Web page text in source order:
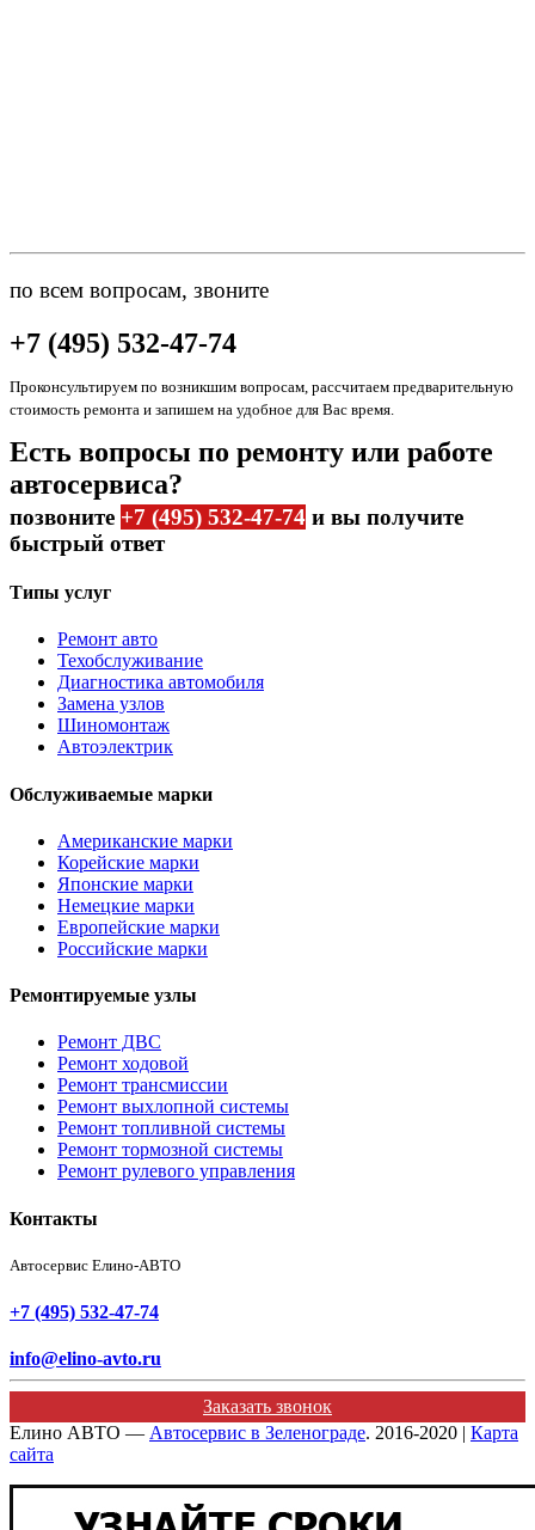
по всем вопросам, звоните
+7 (495) 532-47-74
Проконсультируем по возникшим вопросам, рассчитаем предварительную
стоимость ремонта и запишем на удобное для Вас время.
Есть вопросы по ремонту или работе
автосервиса?
позвоните +7 (495) 532-47-74 и вы получите
быстрый ответ
Типы услуг
Ремонт авто
Техобслуживание
Диагностика автомобиля
Замена узлов
Шиномонтаж
Автоэлектрик
Обслуживаемые марки
Американские марки
Корейские марки
Японские марки
Немецкие марки
Европейские марки
Российские марки
Ремонтируемые узлы
Ремонт ДВС
Ремонт ходовой
Ремонт трансмиссии
Ремонт выхлопной системы
Ремонт топливной системы
Ремонт тормозной системы
Ремонт рулевого управления
Контакты
Автосервис Елино-АВТО
+7 (495) 532-47-74
info@elino-avto.ru
Заказать звонок
Елино АВТО — Автосервис в Зеленограде. 2016-2020 | Карта
сайта